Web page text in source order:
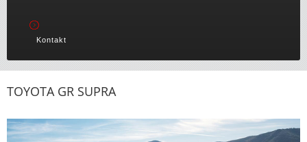
Kontakt
TOYOTA GR SUPRA